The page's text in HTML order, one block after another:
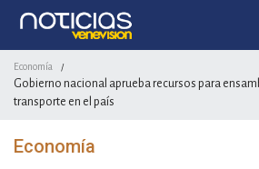
Economía /
Gobierno nacional aprueba recursos para
transporte en el país
Economía